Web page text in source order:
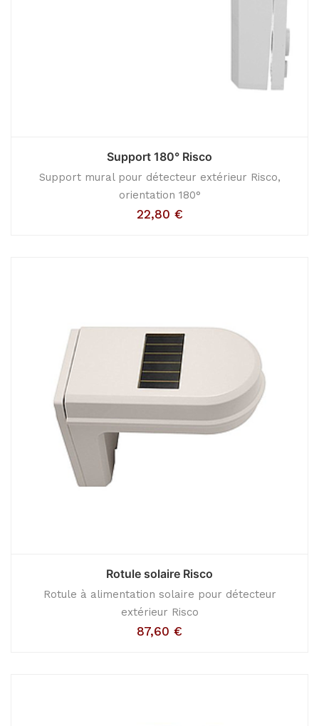
Support 180° Risco
Support mural pour détecteur extérieur Risco,
orientation 180°
22,80 €
Rotule solaire Risco
Rotule à alimentation solaire pour détecteur
extérieur Risco
87,60 €